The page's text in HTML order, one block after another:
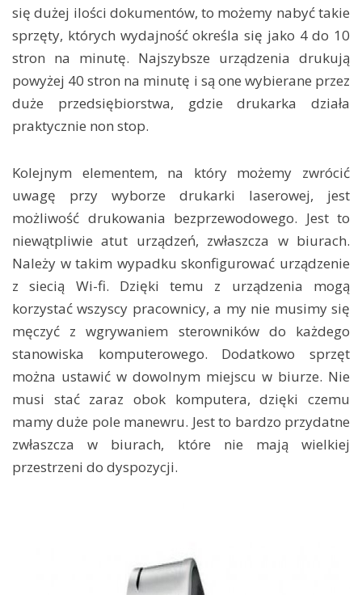
się dużej ilości dokumentów, to możemy nabyć takie
sprzęty, których wydajność określa się jako 4 do 10
stron na minutę. Najszybsze urządzenia drukują
powyżej 40 stron na minutę i są one wybierane przez
duże przedsiębiorstwa, gdzie drukarka działa
praktycznie non stop.
Kolejnym elementem, na który możemy zwrócić
uwagę przy wyborze drukarki laserowej, jest
możliwość drukowania bezprzewodowego. Jest to
niewątpliwie atut urządzeń, zwłaszcza w biurach.
Należy w takim wypadku skonfigurować urządzenie
z siecią Wi-fi. Dzięki temu z urządzenia mogą
korzystać wszyscy pracownicy, a my nie musimy się
męczyć z wgrywaniem sterowników do każdego
stanowiska komputerowego. Dodatkowo sprzęt
można ustawić w dowolnym miejscu w biurze. Nie
musi stać zaraz obok komputera, dzięki czemu
mamy duże pole manewru. Jest to bardzo przydatne
zwłaszcza w biurach, które nie mają wielkiej
przestrzeni do dyspozycji.